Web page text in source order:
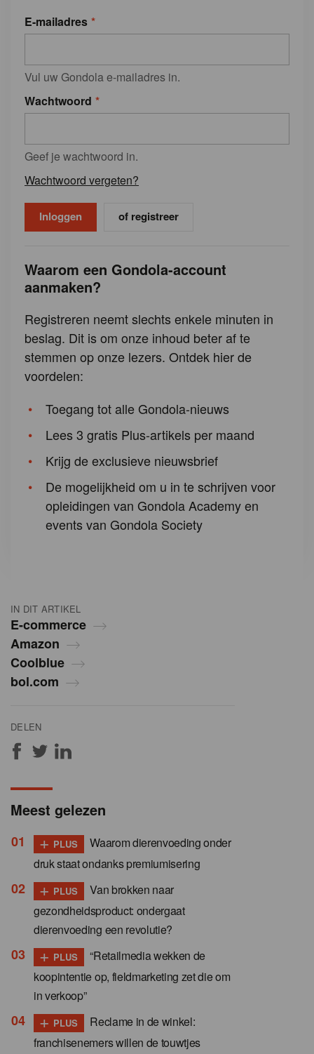
IN DIT ARTIKEL
E-commerce
Amazon
Coolblue
bol.com
DELEN
E-mailadres
Vul uw Gondola e-mailadres in.
Wachtwoord
Geef je wachtwoord in.
Wachtwoord vergeten?
of registreer
Waarom een Gondola-account
aanmaken?
Registreren neemt slechts enkele minuten in
beslag. Dit is om onze inhoud beter af te
stemmen op onze lezers. Ontdek hier de
voordelen:
Toegang tot alle Gondola-nieuws
Lees 3 gratis Plus-artikels per maand
Krijg de exclusieve nieuwsbrief
De mogelijkheid om u in te schrijven voor
opleidingen van Gondola Academy en
events van Gondola Society
Meest gelezen
+ PLUS
Waarom dierenvoeding onder
druk staat ondanks premiumisering
+ PLUS
Van brokken naar
gezondheidsproduct: ondergaat
dierenvoeding een revolutie?
+ PLUS
“Retailmedia wekken de
koopintentie op, fieldmarketing zet die om
in verkoop”
+ PLUS
Reclame in de winkel:
franchisenemers willen de touwtjes